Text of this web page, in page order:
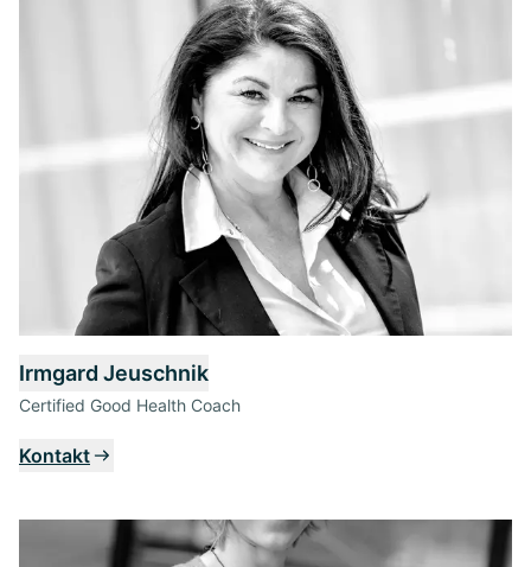
Irmgard Jeuschnik
Certified Good Health Coach
Kontakt